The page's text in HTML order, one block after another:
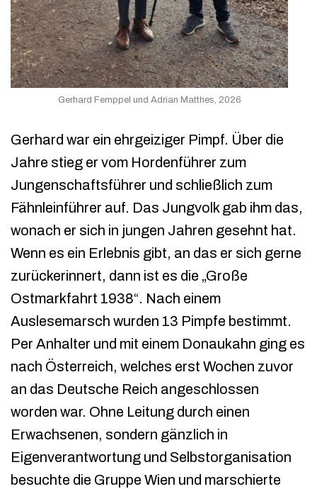
Gerhard Femppel und Adrian Matthes, 2026
Gerhard war ein ehrgeiziger Pimpf. Über die
Jahre stieg er vom Hordenführer zum
Jungenschaftsführer und schließlich zum
Fähnleinführer auf. Das Jungvolk gab ihm das,
wonach er sich in jungen Jahren gesehnt hat.
Wenn es ein Erlebnis gibt, an das er sich gerne
zurückerinnert, dann ist es die „Große
Ostmarkfahrt 1938“. Nach einem
Auslesemarsch wurden 13 Pimpfe bestimmt.
Per Anhalter und mit einem Donaukahn ging es
nach Österreich, welches erst Wochen zuvor
an das Deutsche Reich angeschlossen
worden war. Ohne Leitung durch einen
Erwachsenen, sondern gänzlich in
Eigenverantwortung und Selbstorganisation
besuchte die Gruppe Wien und marschierte